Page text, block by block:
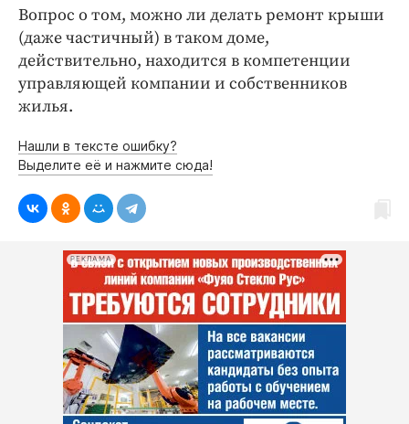
Вопрос о том, можно ли делать ремонт крыши
(даже частичный) в таком доме,
действительно, находится в компетенции
управляющей компании и собственников
жилья.
Нашли в тексте ошибку?
Выделите её и нажмите сюда!
РЕКЛАМА